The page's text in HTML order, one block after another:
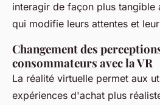
interagir de façon plus tangible
qui modifie leurs attentes et
Changement des
consommateurs avec la VR
La réalité virtuelle permet aux
expériences d'achat plus